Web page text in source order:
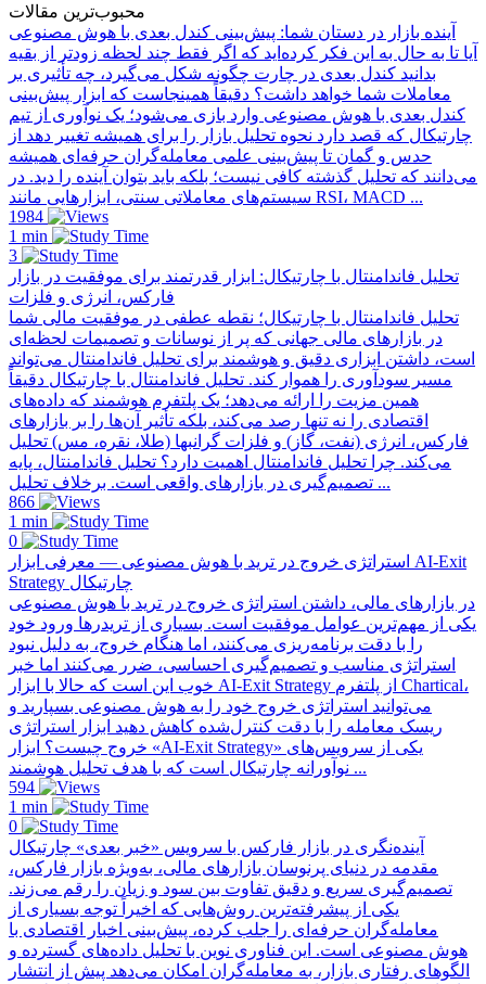
محبوب‌ترین مقالات
آینده بازار در دستان شما: پیش‌بینی کندل بعدی با هوش مصنوعی
آیا تا به حال به این فکر کرده‌اید که اگر فقط چند لحظه زودتر از بقیه
بدانید کندل بعدی در چارت چگونه شکل می‌گیرد، چه تأثیری بر
معاملات شما خواهد داشت؟ دقیقاً همینجاست که ابزار پیش‌بینی
کندل بعدی با هوش مصنوعی وارد بازی می‌شود؛ یک نوآوری از تیم
چارتیکال که قصد دارد نحوه تحلیل بازار را برای همیشه تغییر دهد از
حدس و گمان تا پیش‌بینی علمی معامله‌گران حرفه‌ای همیشه
می‌دانند که تحلیل گذشته کافی نیست؛ بلکه باید بتوان آینده را دید. در
سیستم‌های معاملاتی سنتی، ابزارهایی مانند RSI، MACD ...
1984
1 min
3
تحلیل فاندامنتال با چارتیکال: ابزار قدرتمند برای موفقیت در بازار
فارکس، انرژی و فلزات
تحلیل فاندامنتال با چارتیکال؛ نقطه عطفی در موفقیت مالی شما
در بازارهای مالی جهانی که پر از نوسانات و تصمیمات لحظه‌ای
است، داشتن ابزاری دقیق و هوشمند برای تحلیل فاندامنتال می‌تواند
مسیر سودآوری را هموار کند. تحلیل فاندامنتال با چارتیکال دقیقاً
همین مزیت را ارائه می‌دهد؛ یک پلتفرم هوشمند که داده‌های
اقتصادی را نه تنها رصد می‌کند، بلکه تأثیر آن‌ها را بر بازارهای
فارکس، انرژی (نفت، گاز) و فلزات گرانبها (طلا، نقره، مس) تحلیل
می‌کند. چرا تحلیل فاندامنتال اهمیت دارد؟ تحلیل فاندامنتال، پایه
تصمیم‌گیری در بازارهای واقعی است. برخلاف تحلیل ...
866
1 min
0
استراتژی خروج در ترید با هوش مصنوعی — معرفی ابزار AI-Exit
Strategy چارتیکال
در بازارهای مالی، داشتن استراتژی خروج در ترید با هوش مصنوعی
یکی از مهم‌ترین عوامل موفقیت است. بسیاری از تریدرها ورود خود
را با دقت برنامه‌ریزی می‌کنند، اما هنگام خروج، به دلیل نبود
استراتژی مناسب و تصمیم‌گیری احساسی، ضرر می‌کنند اما خبر
خوب این است که حالا با ابزار AI-Exit Strategy از پلتفرم Chartical،
می‌توانید استراتژی خروج خود را به هوش مصنوعی بسپارید و
ریسک معامله را با دقت کنترل‌شده کاهش دهید ابزار استراتژی
خروج چیست؟ ابزار «AI-Exit Strategy» یکی از سرویس‌های
نوآورانه چارتیکال است که با هدف تحلیل هوشمند ...
594
1 min
0
آینده‌نگری در بازار فارکس با سرویس «خبر بعدی» چارتیکال
مقدمه در دنیای پرنوسان بازارهای مالی، به‌ویژه بازار فارکس،
تصمیم‌گیری سریع و دقیق تفاوت بین سود و زیان را رقم می‌زند.
یکی از پیشرفته‌ترین روش‌هایی که اخیراً توجه بسیاری از
معامله‌گران حرفه‌ای را جلب کرده، پیش‌بینی اخبار اقتصادی با
هوش مصنوعی است. این فناوری نوین با تحلیل داده‌های گسترده و
الگوهای رفتاری بازار، به معامله‌گران امکان می‌دهد پیش از انتشار